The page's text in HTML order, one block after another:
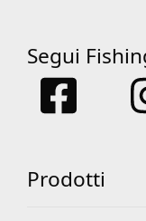
Segui
Prodotti